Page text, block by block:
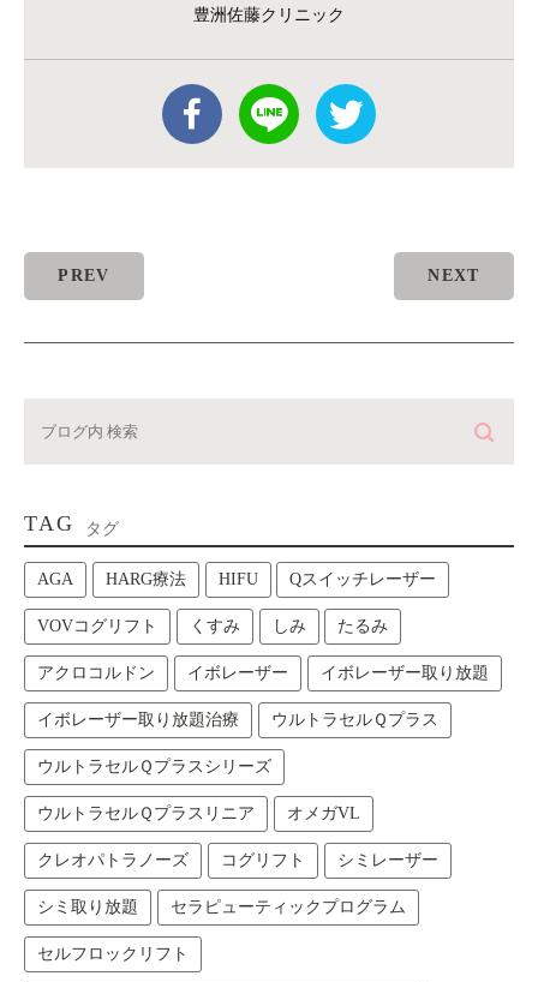
豊洲佐藤クリニック
PREV NEXT
TAG タグ
AGA HARG療法 HIFU Qスイッチレーザー
VOVコグリフト くすみ しみ たるみ
アクロコルドン イボレーザー イボレーザー取り放題
イボレーザー取り放題治療 ウルトラセルＱプラス
ウルトラセルＱプラスシリーズ
ウルトラセルＱプラスリニア オメガVL
クレオパトラノーズ コグリフト シミレーザー
シミ取り放題 セラピューティックプログラム
セルフロックリフト